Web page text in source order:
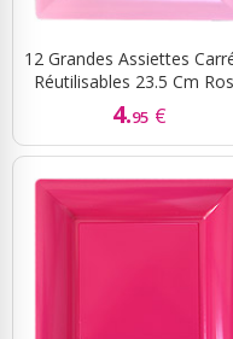
12 Grandes Assiettes
Réutilisables 23.5 Cm
4.95 €